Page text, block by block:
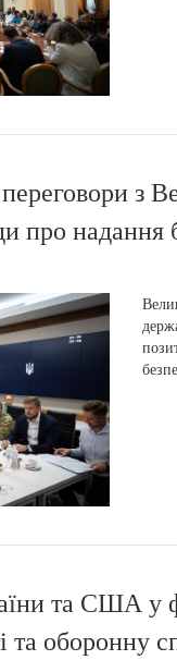
з
про надання
та США у
та оборонну